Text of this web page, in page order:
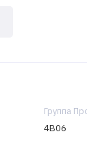
Группа
4B06